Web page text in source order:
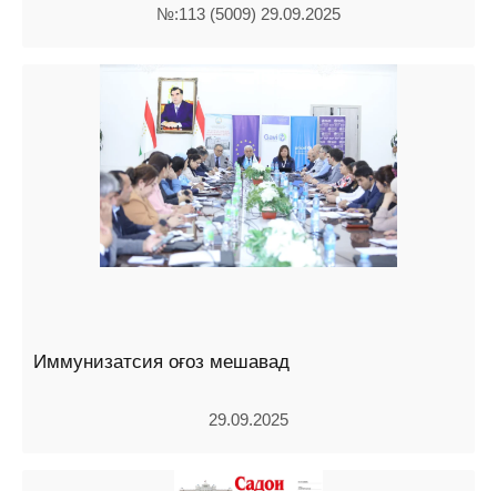
№:113 (5009) 29.09.2025
Иммунизатсия оғоз мешавад
29.09.2025